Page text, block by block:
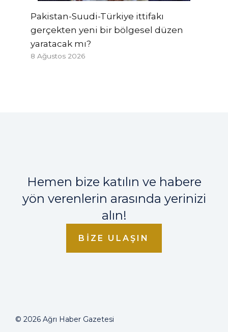
Pakistan-Suudi-Türkiye ittifakı
gerçekten yeni bir bölgesel düzen
yaratacak mı?
8 Ağustos 2026
Hemen bize katılın ve habere
yön verenlerin arasında yerinizi
alın!
BIZE ULAŞIN
© 2026 Ağrı Haber Gazetesi